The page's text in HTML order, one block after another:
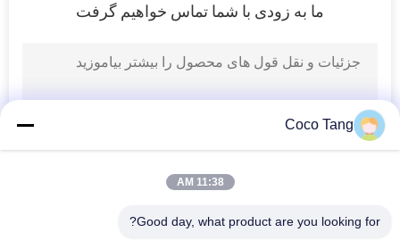
ما به زودی با شما تماس خواهیم گرفت
Coco Tang
11:38 AM
Good day, what product are you looking for?